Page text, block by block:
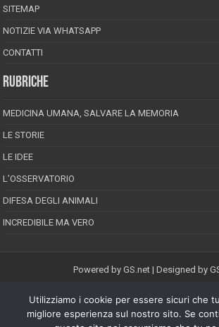
SITEMAP
NOTIZIE VIA WHATSAPP
CONTATTI
RUBRICHE
MEDICINA UMANA, SALVARE LA MEMORIA
LE STORIE
LE IDEE
L’OSSERVATORIO
DIFESA DEGLI ANIMALI
INCREDIBILE MA VERO
Powered by GS.net | Designed by
EPINEION EDITRICE S.R.L.P.Iva
Registrazione Tribunale di Pescara reg. speciale
Utilizziamo i cookie per essere sicuri che
migliore esperienza sul nostro sito. Se